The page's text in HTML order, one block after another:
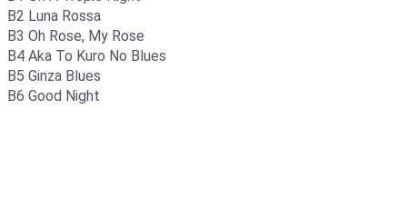
B2 Luna Rossa
B3 Oh Rose, My Rose
B4 Aka To Kuro No Blues
B5 Ginza Blues
B6 Good Night